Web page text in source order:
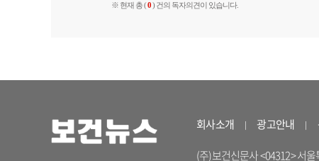
※ 현재 총 (0) 건의 독자의견이 있습니다.
회사소개 광고안내
(주)보건신문사 <04312> 서